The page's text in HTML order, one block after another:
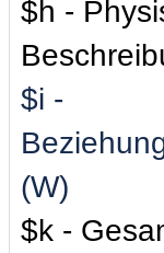
$h -
$i -
(W)
$k -